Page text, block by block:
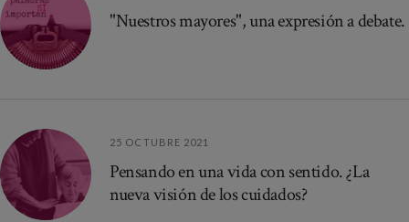
"Nuestros mayores", una expresión a debate.
25 OCTUBRE 2021
Pensando en una vida con sentido. ¿La
nueva visión de los cuidados?